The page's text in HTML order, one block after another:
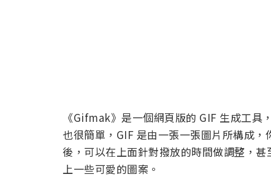
《Gifmak》是一個網頁版的 GIF 生成工
也很簡單，GIF 是由一張一張圖片所構成
後，可以在上面針對撥放的時間做調整，
上一些可愛的圖案。